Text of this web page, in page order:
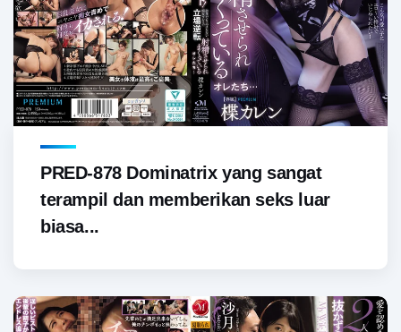
PRED-878 Dominatrix yang sangat
terampil dan memberikan seks luar
biasa...